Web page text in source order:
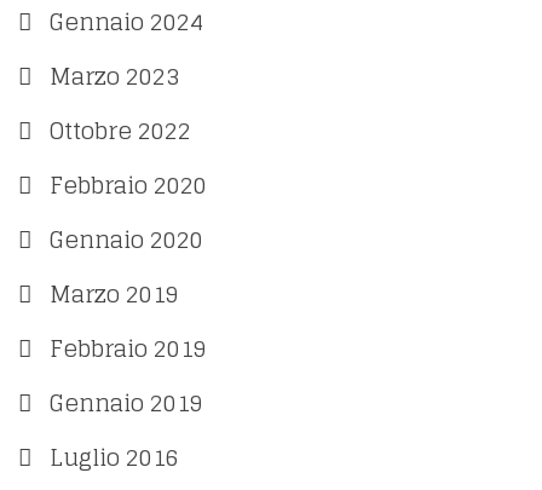
Gennaio 2024
Marzo 2023
Ottobre 2022
Febbraio 2020
Gennaio 2020
Marzo 2019
Febbraio 2019
Gennaio 2019
Luglio 2016